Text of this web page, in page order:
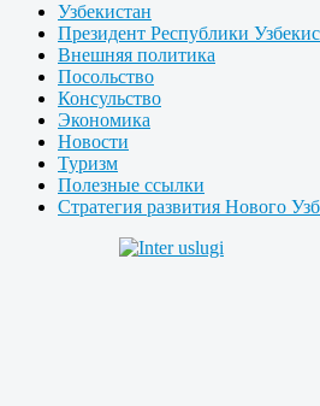
Узбекистан
Президент Республики
Внешняя политика
Посольство
Консульство
Экономика
Новости
Туризм
Полезные ссылки
Стратегия развития Нового